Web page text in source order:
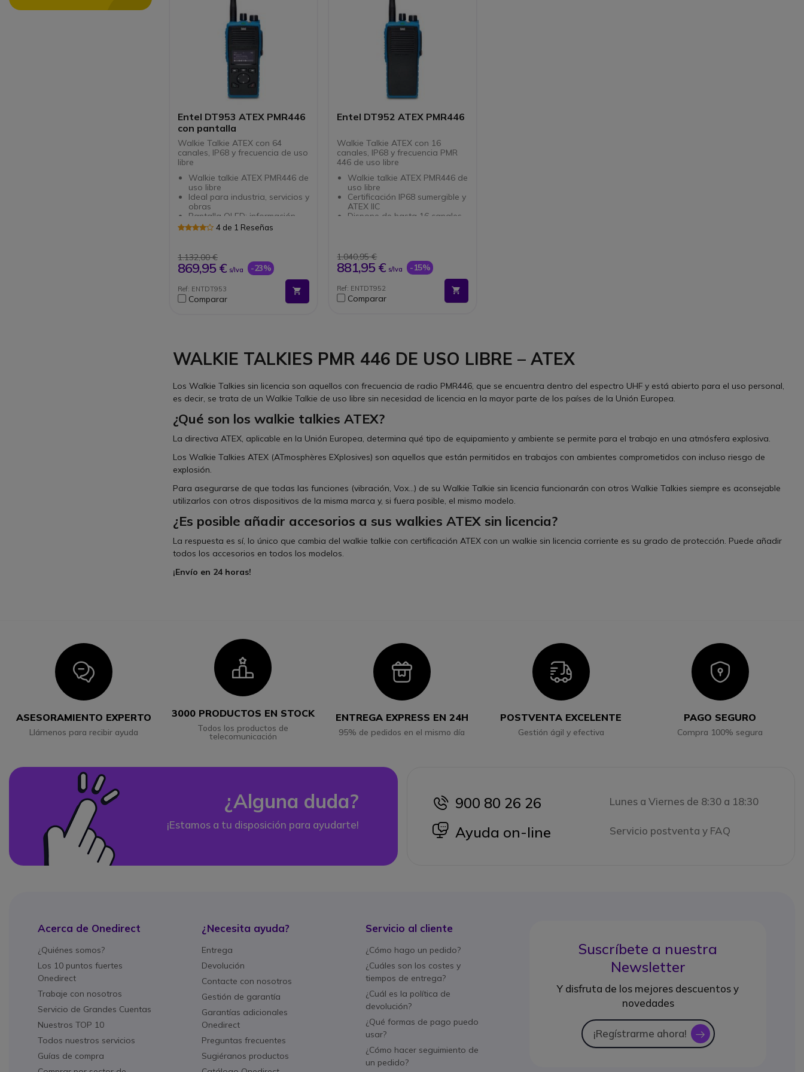
Entel DT953 ATEX PMR446
con pantalla
Walkie Talkie ATEX con 64
canales, IP68 y frecuencia de uso
libre
Walkie talkie ATEX PMR446 de
uso libre
Ideal para industria, servicios y
obras
Pantalla OLED: información
personalizable
Con 5 botones de
funcionalidad
Dispone de hasta 64 canales
terceros
4 de 1 Reseñas
1.132,00 €
869,95 € s/Iva -23%
Ref: ENTDT953
Comparar
Entel DT952 ATEX PMR446
Walkie Talkie ATEX con 16
canales, IP68 y frecuencia PMR
446 de uso libre
Walkie talkie ATEX PMR446 de
uso libre
Certificación IP68 sumergible y
ATEX IIC
Dispone de hasta 16 canales
terceros
1.040,95 €
881,95 € s/Iva -15%
Ref: ENTDT952
Comparar
WALKIE TALKIES PMR 446 DE USO LIBRE – ATEX
Los Walkie Talkies sin licencia son aquellos con frecuencia de radio PMR446, que se encuentra dentro del espectro UHF y está abierto para el uso personal,
es decir, se trata de un Walkie Talkie de uso libre sin necesidad de licencia en la mayor parte de los países de la Unión Europea.
¿Qué son los walkie talkies ATEX?
La directiva ATEX, aplicable en la Unión Europea, determina qué tipo de equipamiento y ambiente se permite para el trabajo en una atmósfera explosiva.
Los Walkie Talkies ATEX (ATmosphères EXplosives) son aquellos que están permitidos en trabajos con ambientes comprometidos con incluso riesgo de
explosión.
Para asegurarse de que todas las funciones (vibración, Vox...) de su Walkie Talkie sin licencia funcionarán con otros Walkie Talkies siempre es aconsejable
utilizarlos con otros dispositivos de la misma marca y, si fuera posible, el mismo modelo.
¿Es posible añadir accesorios a sus walkies ATEX sin licencia?
La respuesta es sí, lo único que cambia del walkie talkie con certificación ATEX con un walkie sin licencia corriente es su grado de protección. Puede añadir
todos los accesorios en todos los modelos.
¡Envío en 24 horas!
Icon
ASESORAMIENTO EXPERTO
Llámenos para recibir ayuda
Icon
3000 PRODUCTOS EN STOCK
Todos los productos de
telecomunicación
Icon
ENTREGA EXPRESS EN 24H
95% de pedidos en el mismo día
Icon
POSTVENTA EXCELENTE
Gestión ágil y efectiva
Icon
PAGO SEGURO
Compra 100% segura
¿Alguna duda?
¡Estamos a tu disposición para ayudarte!
icon
900 80 26 26 Lunes a Viernes de 8:30 a 18:30
icon
Ayuda on-line Servicio postventa y FAQ
Acerca de Onedirect
¿Quiénes somos?
Los 10 puntos fuertes
Onedirect
Trabaje con nosotros
Servicio de Grandes Cuentas
Nuestros TOP 10
Todos nuestros servicios
Guías de compra
¿Necesita ayuda?
Entrega
Devolución
Contacte con nosotros
Gestión de garantía
Garantías adicionales
Onedirect
Preguntas frecuentes
Sugiéranos productos
Servicio al cliente
¿Cómo hago un pedido?
¿Cuáles son los costes y
tiempos de entrega?
¿Cuál es la política de
devolución?
¿Qué formas de pago puedo
usar?
¿Cómo hacer seguimiento de
un pedido?
Suscríbete a nuestra
Newsletter
Y disfruta de los mejores descuentos y
novedades
¡Regístrarme ahora! icon